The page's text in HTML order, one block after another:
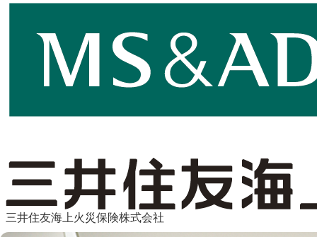
三井住友海上火災保険株式会社